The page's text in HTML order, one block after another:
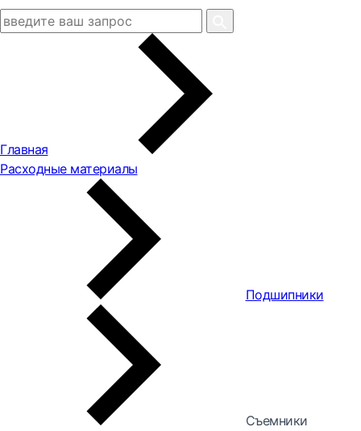
Главная
Расходные материалы
Подшипники
Съемники